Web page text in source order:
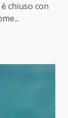
chiuso con